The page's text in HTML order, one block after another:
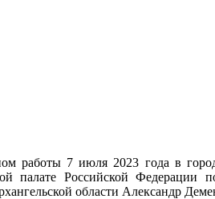
работы 7 июля 2023 года в
палате Российской Федерации
области Александр